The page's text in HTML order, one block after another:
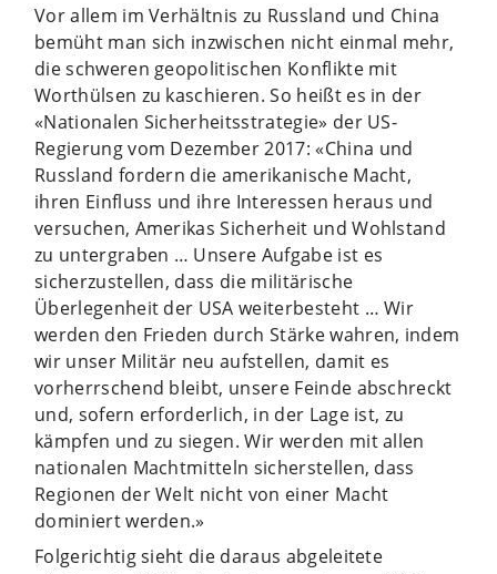
Vor allem im Verhältnis zu Russland und China
bemüht man sich inzwischen nicht einmal mehr,
die schweren geopolitischen Konflikte mit
Worthülsen zu kaschieren. So heißt es in der
«Nationalen Sicherheitsstrategie» der US-
Regierung vom Dezember 2017: «China und
Russland fordern die amerikanische Macht,
ihren Einfluss und ihre Interessen heraus und
versuchen, Amerikas Sicherheit und Wohlstand
zu untergraben … Unsere Aufgabe ist es
sicherzustellen, dass die militärische
Überlegenheit der USA weiterbesteht … Wir
werden den Frieden durch Stärke wahren, indem
wir unser Militär neu aufstellen, damit es
vorherrschend bleibt, unsere Feinde abschreckt
und, sofern erforderlich, in der Lage ist, zu
kämpfen und zu siegen. Wir werden mit allen
nationalen Machtmitteln sicherstellen, dass
Regionen der Welt nicht von einer Macht
dominiert werden.»
Folgerichtig sieht die daraus abgeleitete